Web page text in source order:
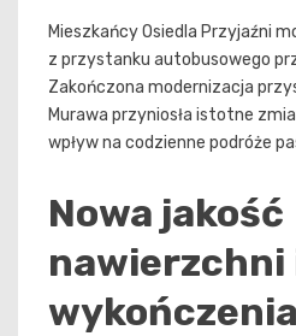
Mieszkańcy Osiedla Przyjaźni
z przystanku autobusowego
Zakończona modernizacja
Murawa przyniosła istotne
wpływ na codzienne podróże
Nowa jakość
nawierzchni
wykończenia